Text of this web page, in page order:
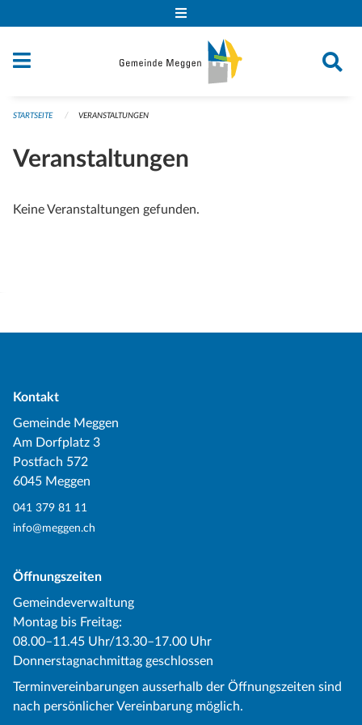
STARTSEITE VERANSTALTUNGEN
Veranstaltungen
Keine Veranstaltungen gefunden.
Kontakt
Gemeinde Meggen
Am Dorfplatz 3
Postfach 572
6045 Meggen
041 379 81 11
info@meggen.ch
Öffnungszeiten
Gemeindeverwaltung
Montag bis Freitag:
08.00–11.45 Uhr/13.30–17.00 Uhr
Donnerstagnachmittag geschlossen
Terminvereinbarungen ausserhalb der Öffnungszeiten sind
nach persönlicher Vereinbarung möglich.